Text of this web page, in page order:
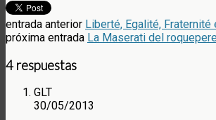
entrada anterior Liberté, Egalité, Fraternité
próxima entrada La Maserati del
4 respuestas
GLT
30/05/2013